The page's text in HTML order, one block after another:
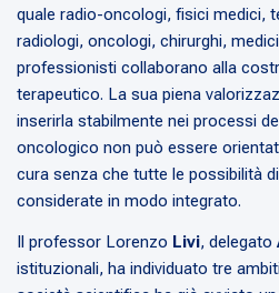
quale radio-oncologi, fisici medici,
radiologi, oncologi, chirurghi,
professionisti collaborano alla
terapeutico. La sua piena
inserirla stabilmente nei processi
oncologico non può essere
cura senza che tutte le possibilità
considerate in modo integrato.
Il professor Lorenzo Livi, delegato
istituzionali, ha individuato tre